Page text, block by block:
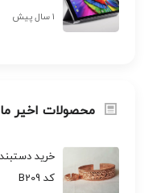
۱ سال پیش
محصولات اخیر ما
کد B209